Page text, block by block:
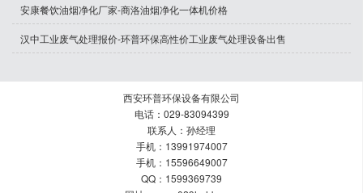
安康餐饮油烟净化厂家-商洛油烟净化一体机价格
汉中工业废气处理报价-环普环保高性价工业废气处理设备出售
西安环普环保设备有限公司
电话：029-83094399
联系人：孙经理
手机：13991974007
手机：15596649007
QQ：1599369739